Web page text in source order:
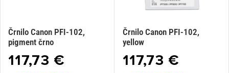
Črnilo Canon PFI-102,
pigment črno
117,73 €
Črnilo Canon PFI-102,
yellow
117,73 €